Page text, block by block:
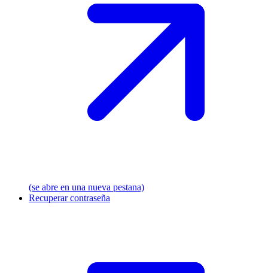
(se abre en una nueva pestana)
Recuperar contraseña